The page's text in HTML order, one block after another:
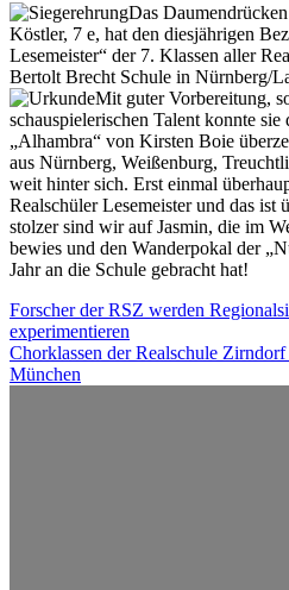
Das
Köstler, 7 e, hat den diesjährigen
Lesemeister“ der 7. Klassen aller
Bertolt Brecht Schule in Nürnberg/
Mit guter Vorbereitung,
schauspielerischen Talent konnte
„Alhambra“ von Kirsten Boie
aus Nürnberg, Weißenburg,
weit hinter sich. Erst einmal
Realschüler Lesemeister und das
stolzer sind wir auf Jasmin, die im
bewies und den Wanderpokal der
Jahr an die Schule gebracht hat!
Beitragsnavigation
Forscher der RSZ werden
experimentieren
Chorklassen der Realschule
München